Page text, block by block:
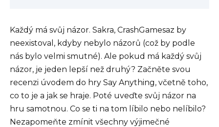
Každý má svůj názor. Sakra, CrashGamesaz by
neexistoval, kdyby nebylo názorů (což by podle
nás bylo velmi smutné). Ale pokud má každý svůj
názor, je jeden lepší než druhý? Začněte svou
recenzi úvodem do hry Say Anything, včetně toho,
co to je a jak se hraje. Poté uveďte svůj názor na
hru samotnou. Co se ti na tom líbilo nebo nelíbilo?
Nezapomeňte zmínit všechny výjimečné